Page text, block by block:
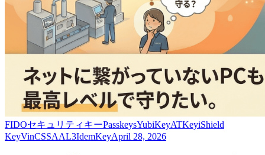
FIDOセキュリティキーPasskeysYubiKeyATKeyiShield
KeyVinCSSAAL3IdemKeyApril 28, 2026